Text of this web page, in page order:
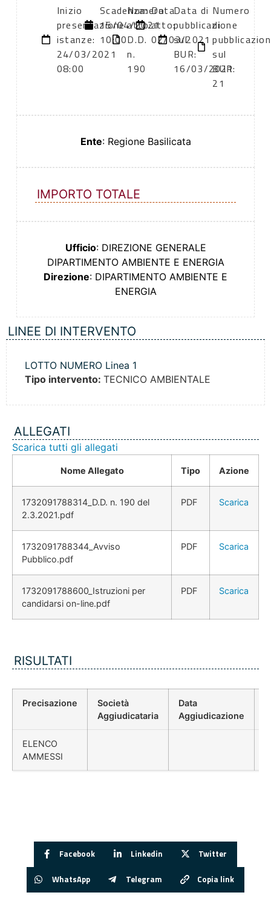
Inizio
presentazione
istanze:
24/03/2021
08:00
Scadenza:
15/04/2021
10:00
Numero
atto:
D.D.
n.
190
Data
atto:
02/03/2021
Data di
pubblicazione
sul
BUR:
16/03/2021
Numero
di
sul
BUR:
21
Ente: Regione Basilicata
IMPORTO TOTALE
Ufficio: DIREZIONE GENERALE
DIPARTIMENTO AMBIENTE E ENERGIA
Direzione: DIPARTIMENTO AMBIENTE E
ENERGIA
LINEE DI INTERVENTO
LOTTO NUMERO Linea 1
Tipo intervento: TECNICO AMBIENTALE
ALLEGATI
Scarica tutti gli allegati
Nome Allegato Tipo Azione
1732091788314_D.D. n. 190 del
2.3.2021.pdf
PDF Scarica
1732091788344_Avviso
Pubblico.pdf
PDF Scarica
1732091788600_Istruzioni per
candidarsi on-line.pdf
PDF Scarica
RISULTATI
Precisazione
Società
Aggiudicataria
Data
Aggiudicazione
ELENCO
AMMESSI
Facebook Linkedin Twitter
WhatsApp Telegram Copia link